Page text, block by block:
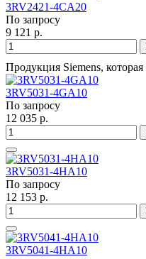
3RV2421-4CA20
По запросу
9 121 р.
Продукция Siemens,
3RV5031-4GA10
По запросу
12 035 р.
3RV5031-4HA10
По запросу
12 153 р.
3RV5041-4HA10